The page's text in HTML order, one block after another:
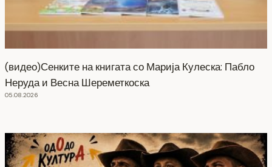
(видео)Сенките на книгата со Марија Кулеска: Пабло
Неруда и Весна Шереметкоска
05.08.2026